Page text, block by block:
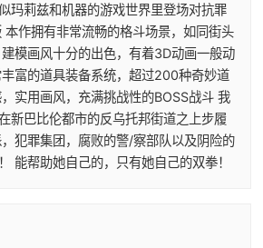
玛莉兹和机器的游戏世界里登场对抗罪
本作拥有非常流畅的格斗场景，如同街头
模画风十分的出色，有着3D动画一般动
富的道具装备系统，超过200种奇妙道
实用画风，充满挑战性的BOSS战斗 我
新巴比伦都市的反乌托邦街道之上步履
犯罪集团，腐败的警/察部队以及阴险的
能帮助她自己的，只有她自己的双拳！